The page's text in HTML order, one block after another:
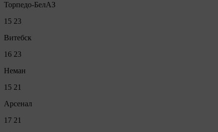
Торпедо-БелАЗ
15 23
Витебск
16 23
Неман
15 21
Арсенал
17 21